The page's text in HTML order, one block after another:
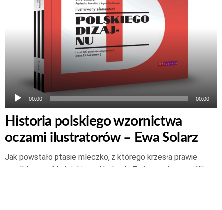
00:00 00:00
Historia polskiego wzornictwa
oczami ilustratorów – Ewa Solarz
Jak powstało ptasie mleczko, z którego krzesła prawie
spadł Ignacy Mościcki czy Hodowlę Zwierzątek wymyślił